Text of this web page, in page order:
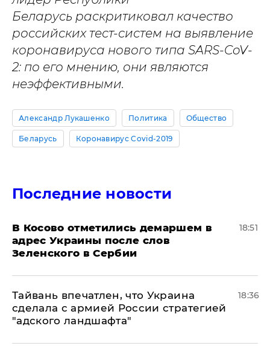
Беларусь раскритиковал качество
российских тест-систем на выявление
коронавируса нового типа SARS-CoV-
2: по его мнению, они являются
неэффективными.
Александр Лукашенко Политика Общество
Беларусь Коронавирус Covid-2019
Последние новости
В Косово отметились демаршем в
адрес Украины после слов
Зеленского в Сербии
18:51
Тайвань впечатлен, что Украина
сделала с армией России стратегией
"адского ландшафта"
18:36